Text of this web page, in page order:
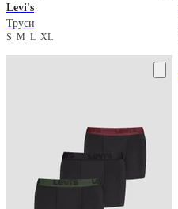
Levi's
Труси
S M L XL